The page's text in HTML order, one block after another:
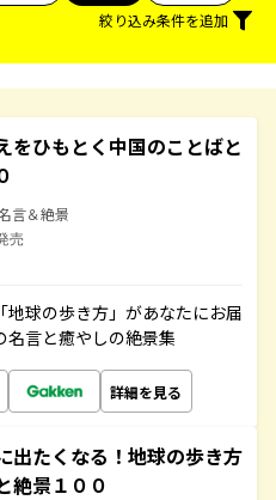
絞り込み条件を追加
をひもとく中国のことばと
言＆絶景
売
球の歩き方」があなたにお届
名言と癒やしの絶景集
詳細を見る
出たくなる！地球の歩き方
絶景１００